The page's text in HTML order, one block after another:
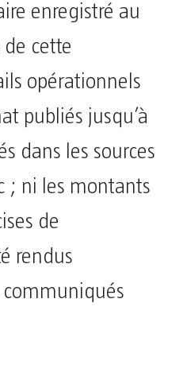
enregistré au
cette
opérationnels
publiés jusqu’à
dans les sources
; ni les montants
de
rendus
communiqués